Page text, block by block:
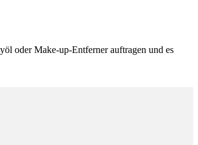
oder Make-up-Entferner auftragen und es